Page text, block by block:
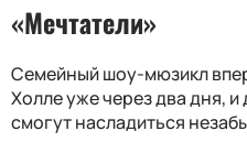
«Мечтатели»
Семейный шоу-мюзикл
Холле уже через два дня, и
смогут насладиться